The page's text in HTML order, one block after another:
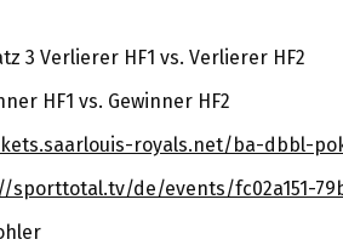
3 Verlierer HF1 vs. Verlierer HF2
HF1 vs. Gewinner HF2
royals.net/ba-dbbl-
sporttotal.tv/de/events/fc02a151-